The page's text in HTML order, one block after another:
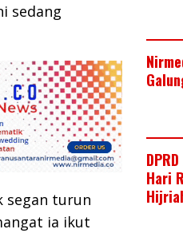
sedang
segan turun
ia ikut
Hari